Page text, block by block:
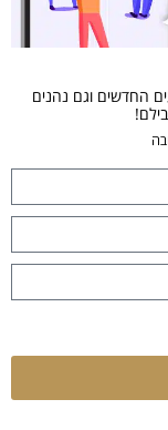
החדשים וגם נהנים